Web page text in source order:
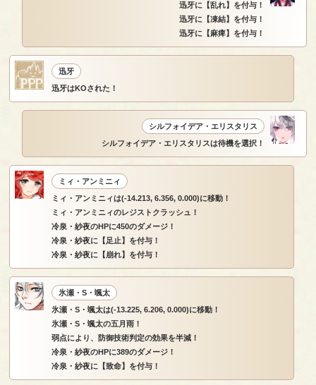
迅牙に【乱れ】を付与！
迅牙に【凍結】を付与！
迅牙に【麻痺】を付与！
迅牙
迅牙はKOされた！
シルフォイデア・エリスタリス
シルフォイデア・エリスタリスは待機を選択！
ミィ・アンミニィ
ミィ・アンミニィは(-14.213, 6.356, 0.000)に移動！
ミィ・アンミニィのレジストクラッシュ！
冷泉・紗夜のHPに450のダメージ！
冷泉・紗夜に【足止】を付与！
冷泉・紗夜に【崩れ】を付与！
氷瀬・S・颯太
氷瀬・S・颯太は(-13.225, 6.206, 0.000)に移動！
氷瀬・S・颯太の五月雨！
弱点により、防御技術判定の効果を半減！
冷泉・紗夜のHPに389のダメージ！
冷泉・紗夜に【致命】を付与！